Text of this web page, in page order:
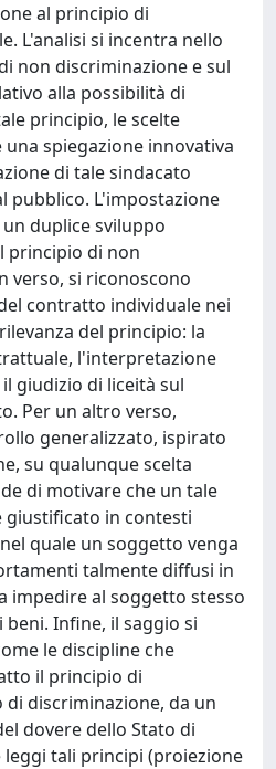
al principio di
L'analisi si incentra nello
non discriminazione e sul
alla possibilità di
principio, le scelte
spiegazione innovativa
di tale sindacato
pubblico. L'impostazione
duplice sviluppo
principio di non
verso, si riconoscono
contratto individuale nei
del principio: la
l'interpretazione
giudizio di liceità sul
Per un altro verso,
generalizzato, ispirato
su qualunque scelta
di motivare che un tale
giustificato in contesti
quale un soggetto venga
talmente diffusi in
impedire al soggetto stesso
Infine, il saggio si
le discipline che
il principio di
discriminazione, da un
dovere dello Stato di
tali principi (proiezione